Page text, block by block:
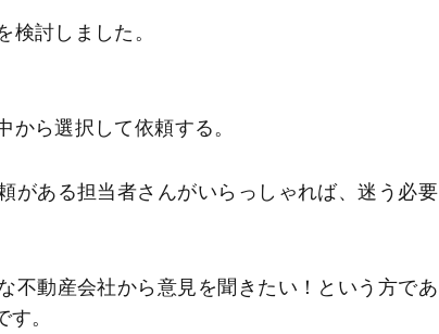
討しました。
から選択して依頼する。
がある担当者さんがいらっしゃれば、迷う必要
不動産会社から意見を聞きたい！という方であ
。